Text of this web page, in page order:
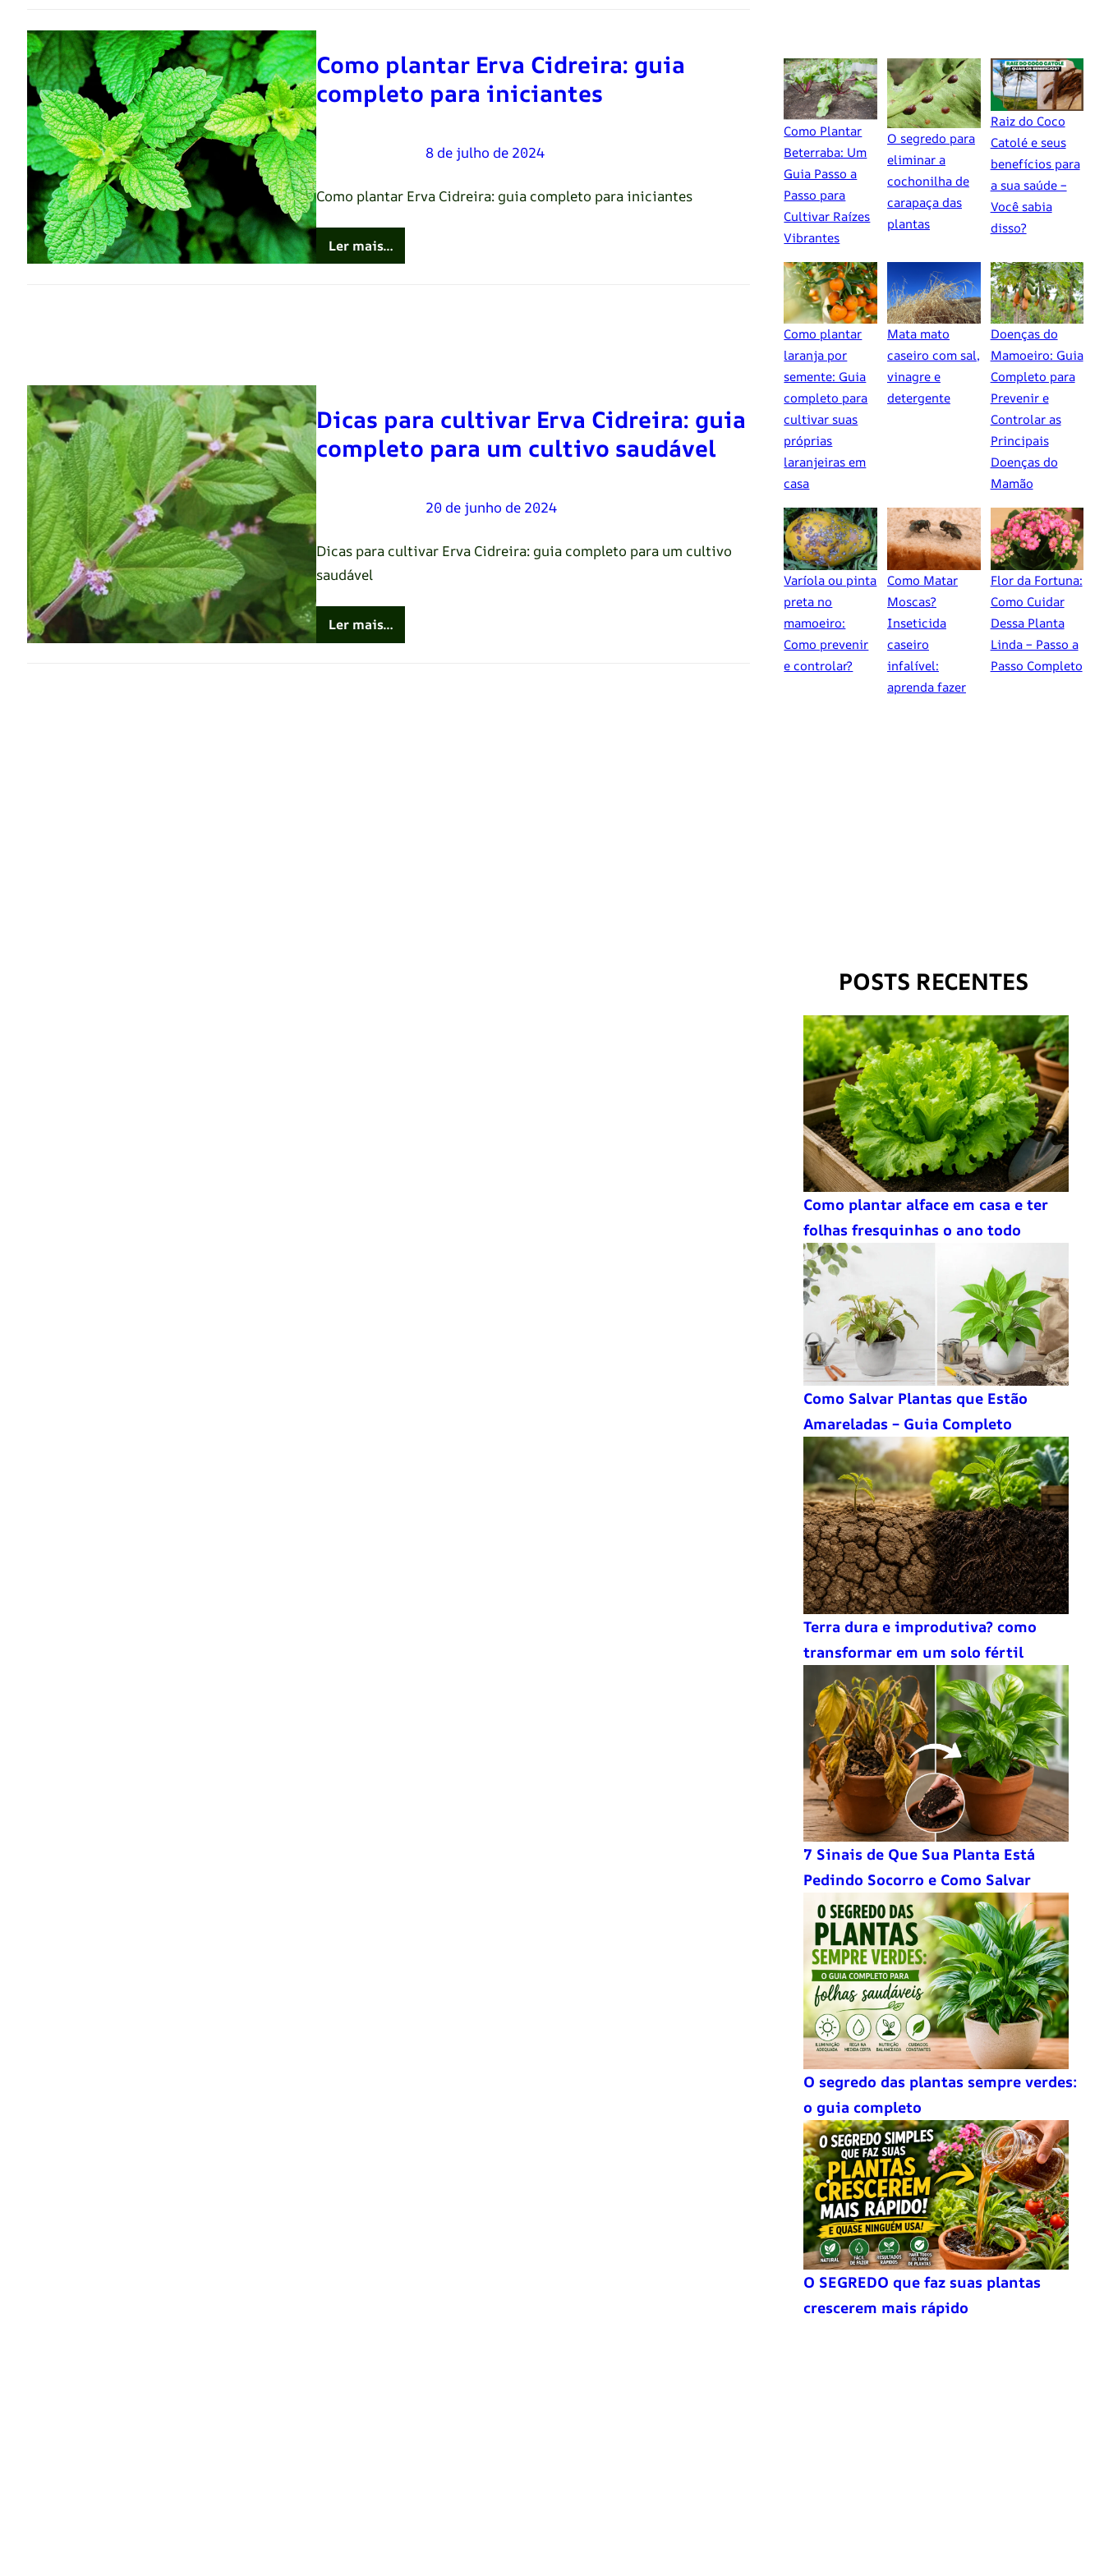
Como plantar Erva Cidreira: guia
completo para iniciantes
Renato Oliveira 8 de julho de 2024
Como plantar Erva Cidreira: guia completo para iniciantes
Ler mais…
Dicas para cultivar Erva Cidreira: guia
completo para um cultivo saudável
Renato Oliveira 20 de junho de 2024
Dicas para cultivar Erva Cidreira: guia completo para um cultivo
saudável
Ler mais…
Como Plantar
Beterraba: Um
Guia Passo a
Passo para
Cultivar Raízes
Vibrantes
O segredo para
eliminar a
cochonilha de
carapaça das
plantas
Raiz do Coco
Catolé e seus
benefícios para
a sua saúde –
Você sabia
disso?
Como plantar
laranja por
semente: Guia
completo para
cultivar suas
próprias
laranjeiras em
casa
Mata mato
caseiro com sal,
vinagre e
detergente
Doenças do
Mamoeiro: Guia
Completo para
Prevenir e
Controlar as
Principais
Doenças do
Mamão
Varíola ou pinta
preta no
mamoeiro:
Como prevenir
e controlar?
Como Matar
Moscas?
Inseticida
caseiro
infalível:
aprenda fazer
Flor da Fortuna:
Como Cuidar
Dessa Planta
Linda – Passo a
Passo Completo
POSTS RECENTES
Como plantar alface em casa e ter
folhas fresquinhas o ano todo
Como Salvar Plantas que Estão
Amareladas – Guia Completo
Terra dura e improdutiva? como
transformar em um solo fértil
7 Sinais de Que Sua Planta Está
Pedindo Socorro e Como Salvar
O segredo das plantas sempre verdes:
o guia completo
O SEGREDO que faz suas plantas
crescerem mais rápido